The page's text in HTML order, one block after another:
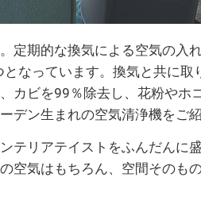
定期的な換気による空気の入
なっています。換気と共に取
カビを99％除去し、花粉やホ
デン生まれの空気清浄機をご紹
テリアテイストをふんだんに
空気はもちろん、空間そのも